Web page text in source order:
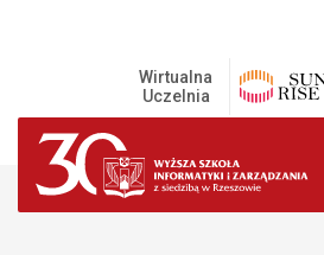
Wirtualna
Uczelnia